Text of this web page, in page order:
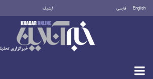
English فارسی أرشيف